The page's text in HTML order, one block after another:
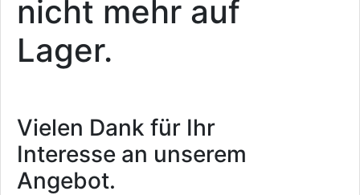
nicht mehr auf
Lager.
Vielen Dank für Ihr
Interesse an unserem
Angebot.